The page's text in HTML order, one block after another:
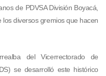
de PDVSA División Boyacá,
los diversos gremios que hacen
del Vicerrectorado de
se desarrolló este histórico